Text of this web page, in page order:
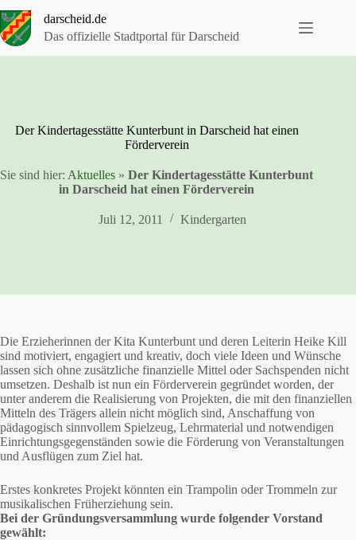
Inhalt
springen
darscheid.de
Das offizielle Stadtportal für Darscheid
Der Kindertagesstätte Kunterbunt in Darscheid hat einen
Förderverein
Sie sind hier: Aktuelles »Der Kindertagesstätte Kunterbunt
in Darscheid hat einen Förderverein
Juli 12, 2011 Kindergarten
Die Erzieherinnen der Kita Kunterbunt und deren Leiterin Heike Kill
sind motiviert, engagiert und kreativ, doch viele Ideen und Wünsche
lassen sich ohne zusätzliche finanzielle Mittel oder Sachspenden nicht
umsetzen. Deshalb ist nun ein Förderverein gegründet worden, der
unter anderem die Realisierung von Projekten, die mit den finanziellen
Mitteln des Trägers allein nicht möglich sind, Anschaffung von
pädagogisch sinnvollem Spielzeug, Lehrmaterial und notwendigen
Einrichtungsgegenständen sowie die Förderung von Veranstaltungen
und Ausflügen zum Ziel hat.
Erstes konkretes Projekt könnten ein Trampolin oder Trommeln zur
musikalischen Früherziehung sein.
Bei der Gründungsversammlung wurde folgender Vorstand
gewählt: